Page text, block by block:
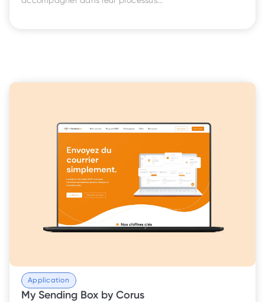
Application
My Sending Box by Corus